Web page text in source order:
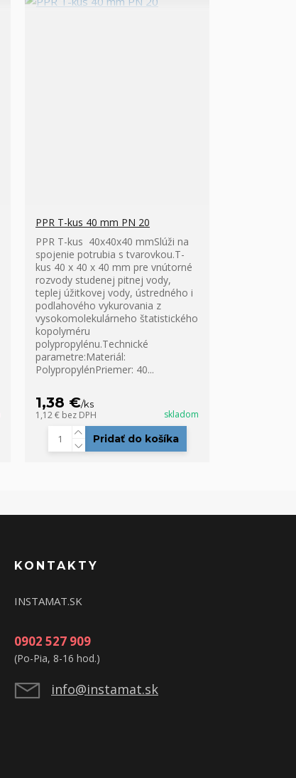
PPR T-kus 40 mm PN 20
PPR T-kus 40x40x40 mmSlúži na
spojenie potrubia s tvarovkou.T-
kus 40 x 40 x 40 mm pre vnútorné
rozvody studenej pitnej vody,
teplej úžitkovej vody, ústredného i
podlahového vykurovania z
vysokomolekulárneho štatistického
kopolyméru
polypropylénu.Technické
parametre:Materiál:
PolypropylénPriemer: 40...
1,38 €/ks
1,12 € bez DPH skladom
Pridať do košíka
KONTAKTY
INSTAMAT.SK
0902 527 909
(Po-Pia, 8-16 hod.)
info@instamat.sk